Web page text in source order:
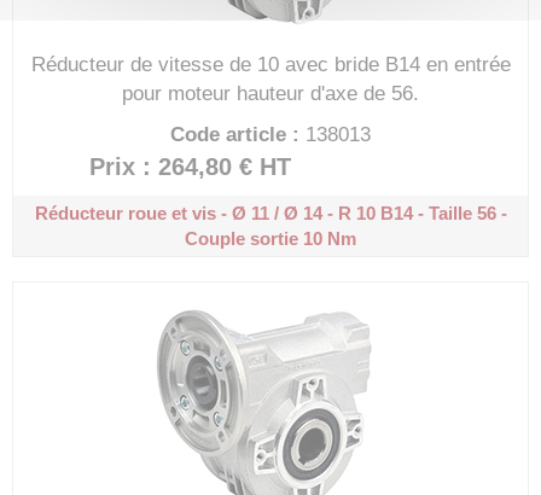
Réducteur de vitesse de 10 avec bride B14 en entrée
pour moteur hauteur d'axe de 56.
Code article : 138013
Prix : 264,80 € HT
Réducteur roue et vis - Ø 11 / Ø 14 - R 10B14 - Taille 56 -
Couple sortie 10 Nm